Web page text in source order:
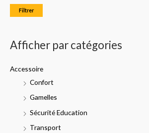
r
c
e
o
Filtrer
Afficher par catégories
Accessoire
Confort
Gamelles
Sécurité Education
Transport